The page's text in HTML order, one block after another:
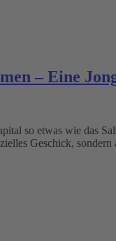
– Eine
so etwas wie das
Geschick,